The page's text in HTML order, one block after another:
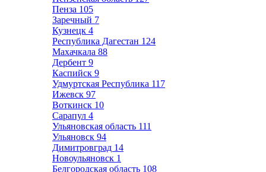
Пенза 105
Заречный 7
Кузнецк 4
Республика Дагестан 124
Махачкала 88
Дербент 9
Каспийск 9
Удмуртская Республика 117
Ижевск 97
Воткинск 10
Сарапул 4
Ульяновская область 111
Ульяновск 94
Димитровград 14
Новоульяновск 1
Белгородская область 108